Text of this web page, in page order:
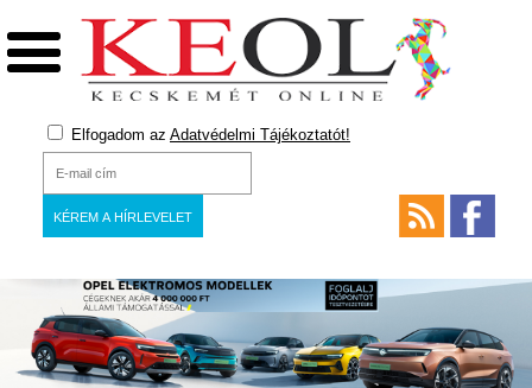
Elfogadom az Adatvédelmi Tájékoztatót!